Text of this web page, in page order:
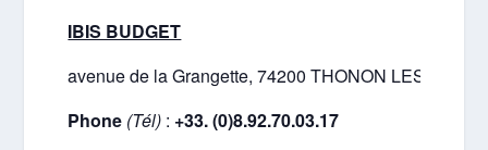
IBIS BUDGET
avenue de la Grangette, 74200 THONON LES BAINS
Phone (Tél) : +33. (0)8.92.70.03.17